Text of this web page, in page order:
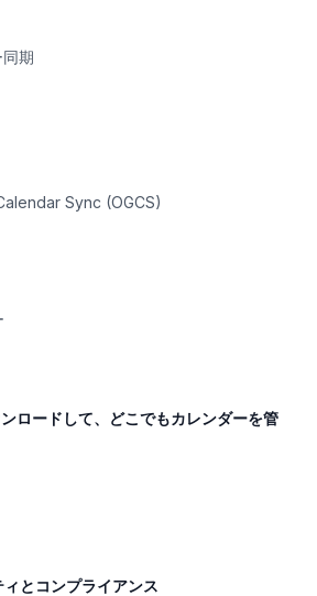
期
Sync (OGCS)
ロードして、どこでもカレンダーを管
とコンプライアンス